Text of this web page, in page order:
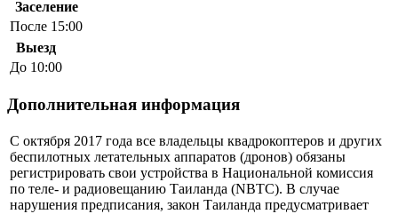
Заселение
После 15:00
Выезд
До 10:00
Дополнительная информация
С октября 2017 года все владельцы квадрокоптеров и других
беспилотных летательных аппаратов (дронов) обязаны
регистрировать свои устройства в Национальной комиссия
по теле- и радиовещанию Таиланда (NBTC). В случае
нарушения предписания, закон Таиланда предусматривает